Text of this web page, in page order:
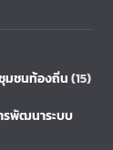
มชนท้องถิ่น(15)
รพัฒนาระบบ